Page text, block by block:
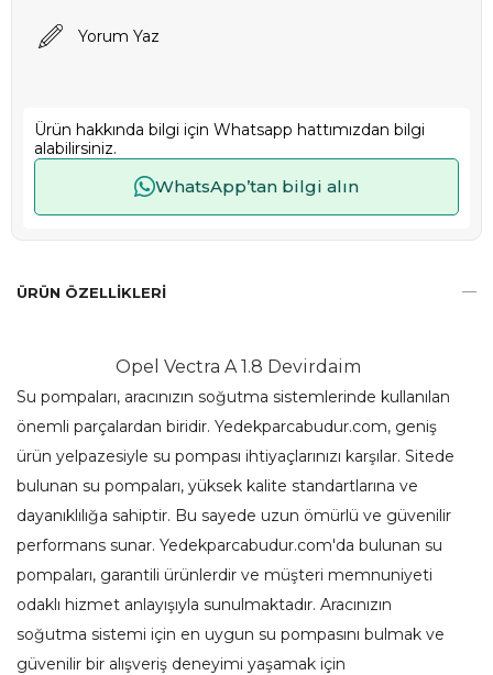
Yorum Yaz
Ürün hakkında bilgi için Whatsapp hattımızdan bilgi
alabilirsiniz.
WhatsApp’tan bilgi alın
ÜRÜN ÖZELLIKLERI
Opel Vectra A 1.8 Devirdaim
Su pompaları, aracınızın soğutma sistemlerinde kullanılan
önemli parçalardan biridir. Yedekparcabudur.com, geniş
ürün yelpazesiyle su pompası ihtiyaçlarınızı karşılar. Sitede
bulunan su pompaları, yüksek kalite standartlarına ve
dayanıklılığa sahiptir. Bu sayede uzun ömürlü ve güvenilir
performans sunar. Yedekparcabudur.com'da bulunan su
pompaları, garantili ürünlerdir ve müşteri memnuniyeti
odaklı hizmet anlayışıyla sunulmaktadır. Aracınızın
soğutma sistemi için en uygun su pompasını bulmak ve
güvenilir bir alışveriş deneyimi yaşamak için